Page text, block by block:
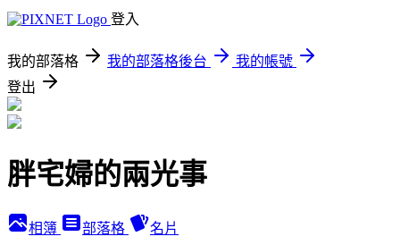
登入
我的部落格 我的部落格後台
我的帳號
登出
胖宅婦的兩光事
相簿 部落格 名片